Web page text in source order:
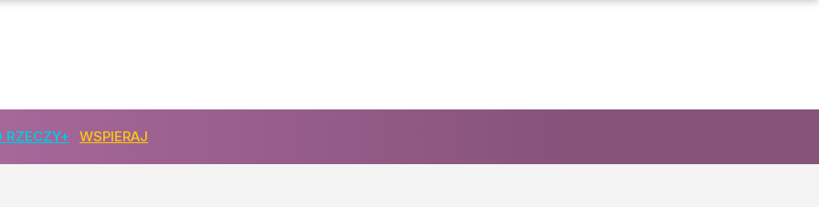
RZECZY+ WSPIERAJ
oskarżenia piosenkarki